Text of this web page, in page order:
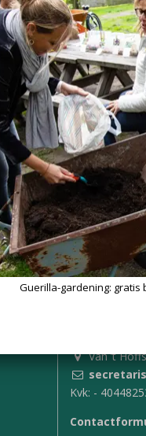
Van ’t
Kvk: -